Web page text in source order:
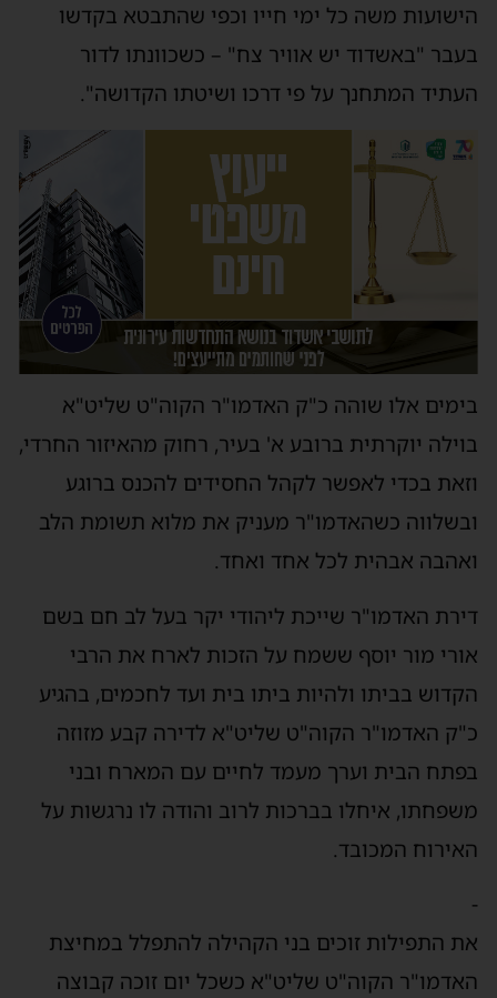
הישועות משה כל ימי חייו וכפי שהתבטא בקדשו
בעבר "באשדוד יש אוויר צח" – כשכוונתו לדור
העתיד המתחנך על פי דרכו ושיטתו הקדושה".
בימים אלו שוהה כ"ק האדמו"ר הקוה"ט שליט"א
בוילה יוקרתית ברובע א' בעיר, רחוק מהאיזור החרדי,
וזאת בכדי לאפשר לקהל החסידים להכנס ברוגע
ובשלווה כשהאדמו"ר מעניק את מלוא תשומת הלב
ואהבה אבהית לכל אחד ואחד.
דירת האדמו"ר שייכת ליהודי יקר בעל לב חם בשם
אורי מור יוסף ששמח על הזכות לארח את הרבי
הקדוש בביתו ולהיות ביתו בית ועד לחכמים, בהגיע
כ"ק האדמו"ר הקוה"ט שליט"א לדירה קבע מזוזה
בפתח הבית וערך מעמד לחיים עם המארח ובני
משפחתו, איחלו בברכות לרוב והודה לו נרגשות על
האירוח המכובד.
-
את התפילות זוכים בני הקהילה להתפלל במחיצת
האדמו"ר הקוה"ט שליט"א כשכל יום זוכה קבוצה